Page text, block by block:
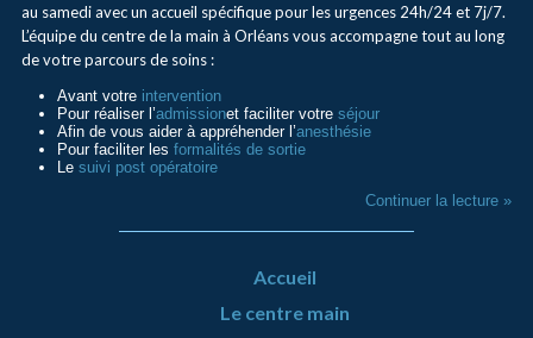
au samedi avec un accueil spécifique pour les urgences 24h/24 et 7j/7.
L’équipe du centre de la main à Orléans vous accompagne tout au long
de votre parcours de soins :
Avant votre intervention
Pour réaliser l’admissionet faciliter votre séjour
Afin de vous aider à appréhender l’anesthésie
Pour faciliter les formalités de sortie
Le suivi post opératoire
Continuer la lecture »
Accueil
Le centre main